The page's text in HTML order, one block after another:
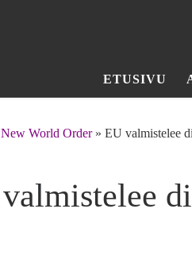
ETUSIVU
New World Order » EU valmistelee